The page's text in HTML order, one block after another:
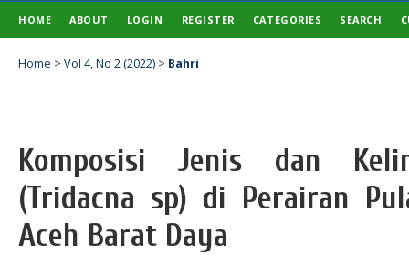
HOME ABOUT LOGIN REGISTER CATEGORIES SEARCH
Home > Vol 4, No 2 (2022) > Bahri
Komposisi Jenis dan
(Tridacna sp) di Perairan
Aceh Barat Daya